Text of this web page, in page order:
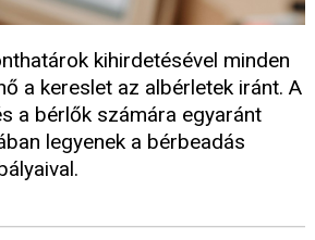
kihirdetésével minden
a kereslet az albérletek iránt. A
a bérlők számára egyaránt
legyenek a bérbeadás